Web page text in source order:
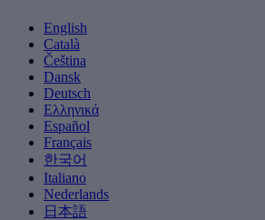
English
Català
Čeština
Dansk
Deutsch
Ελληνικά
Español
Français
한국어
Italiano
Nederlands
日本語